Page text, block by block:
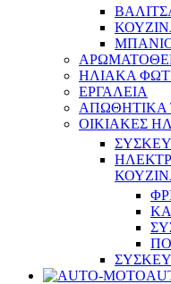
ΗΛΙΑΚΑ
ΕΡΓΑΛΕΙΑ
ΑΠΩΘΗΤΙΚΑ
ΟΙΚΙΑΚΕΣ